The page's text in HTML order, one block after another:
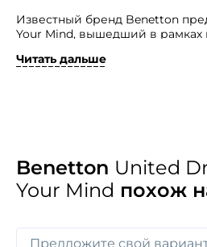
Известный бренд Benetton
Your Mind, вышедший в рамках
тонкого, цветочно-
изысканного и стильного
Читать дальше
Benetton United
Your Mind похож